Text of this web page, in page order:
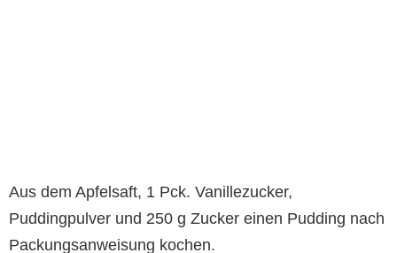
Aus dem Apfelsaft, 1 Pck. Vanillezucker,
Puddingpulver und 250 g Zucker einen Pudding nach
Packungsanweisung kochen.